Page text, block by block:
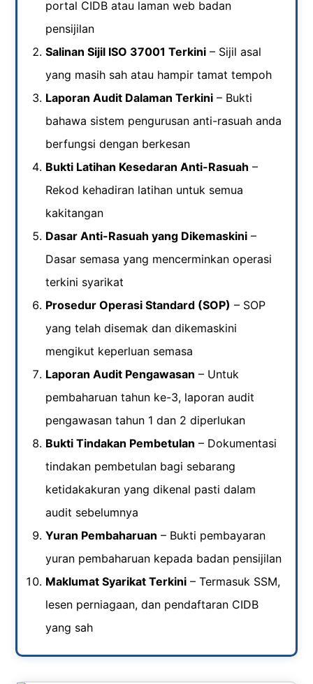
portal CIDB atau laman web badan
pensijilan
Salinan Sijil ISO 37001 Terkini – Sijil asal
yang masih sah atau hampir tamat tempoh
Laporan Audit Dalaman Terkini – Bukti
bahawa sistem pengurusan anti-rasuah anda
berfungsi dengan berkesan
Bukti Latihan Kesedaran Anti-Rasuah –
Rekod kehadiran latihan untuk semua
kakitangan
Dasar Anti-Rasuah yang Dikemaskini –
Dasar semasa yang mencerminkan operasi
terkini syarikat
Prosedur Operasi Standard (SOP) – SOP
yang telah disemak dan dikemaskini
mengikut keperluan semasa
Laporan Audit Pengawasan – Untuk
pembaharuan tahun ke-3, laporan audit
pengawasan tahun 1 dan 2 diperlukan
Bukti Tindakan Pembetulan – Dokumentasi
tindakan pembetulan bagi sebarang
ketidakakuran yang dikenal pasti dalam
audit sebelumnya
Yuran Pembaharuan – Bukti pembayaran
yuran pembaharuan kepada badan pensijilan
Maklumat Syarikat Terkini – Termasuk SSM,
lesen perniagaan, dan pendaftaran CIDB
yang sah